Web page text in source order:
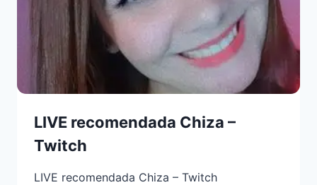
LIVE recomendada Chiza –
Twitch
LIVE recomendada Chiza – Twitch